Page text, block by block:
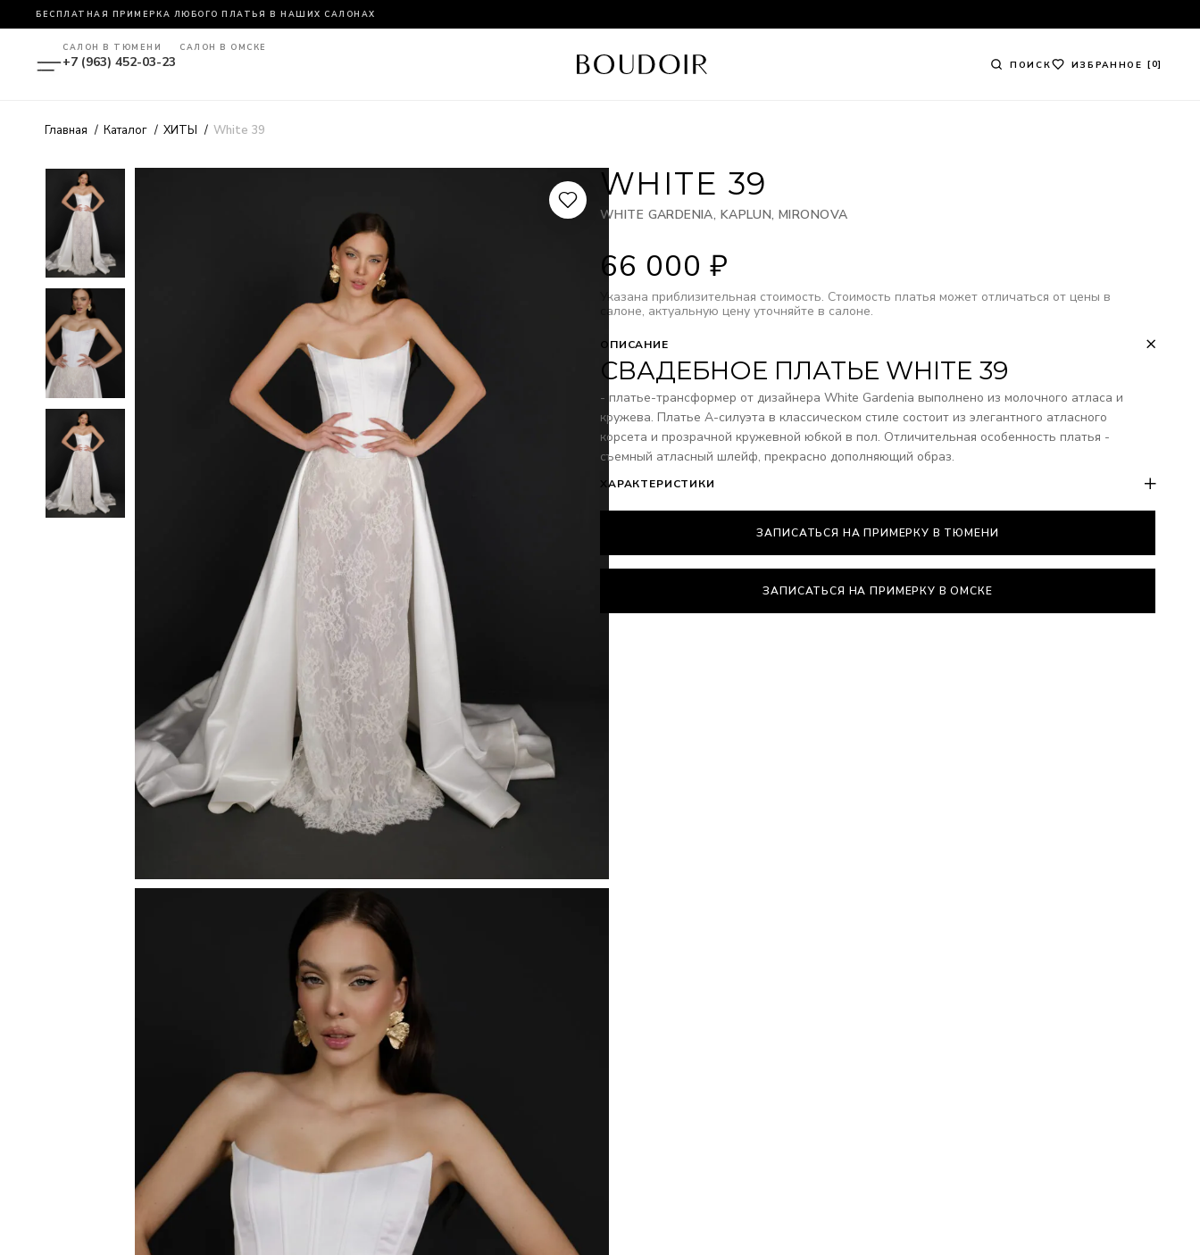
БЕСПЛАТНАЯ ПРИМЕРКА ЛЮБОГО ПЛАТЬЯ В НАШИХ САЛОНАХ
САЛОН В ТЮМЕНИ
+7 (963) 452-03-23
САЛОН В ОМСКЕ
ПОИСК ИЗБРАННОЕ 0
Главная Каталог ХИТЫ White 39
WHITE 39
WHITE GARDENIA, KAPLUN, MIRONOVA
66 000 ₽
Указана приблизительная стоимость. Стоимость платья может отличаться от цены в
салоне, актуальную цену уточняйте в салоне.
ОПИСАНИЕ
СВАДЕБНОЕ ПЛАТЬЕ WHITE 39
- платье-трансформер от дизайнера White Gardenia выполнено из молочного атласа и
кружева. Платье А-силуэта в классическом стиле состоит из элегантного атласного
корсета и прозрачной кружевной юбкой в пол. Отличительная особенность платья -
съемный атласный шлейф, прекрасно дополняющий образ.
ХАРАКТЕРИСТИКИ
ЗАПИСАТЬСЯ НА ПРИМЕРКУ В ТЮМЕНИ
ЗАПИСАТЬСЯ НА ПРИМЕРКУ В ОМСКЕ